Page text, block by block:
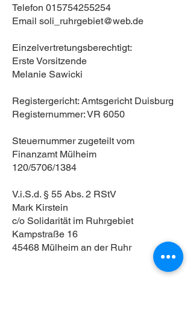
Telefon 015754255254
Email soli_ruhrgebiet@web.de
Einzelvertretungsberechtigt:
Erste Vorsitzende
Melanie Sawicki
Registergericht: Amtsgericht Duisburg
Registernummer: VR 6050
Steuernummer zugeteilt vom
Finanzamt Mülheim
120/5706/1384
V.i.S.d. § 55 Abs. 2 RStV
Mark Kirstein
c/o Solidarität im Ruhrgebiet
Kampstraße 16
45468 Mülheim an der Ruhr